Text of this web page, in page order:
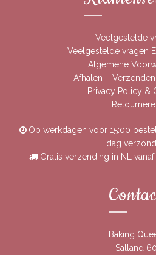
Veelgestelde
Veelgestelde vragen
Algemene
Afhalen –
Privacy Policy &
Op werkdagen voor 15:00
dag
Gratis verzending in NL
Baking
Salland 60